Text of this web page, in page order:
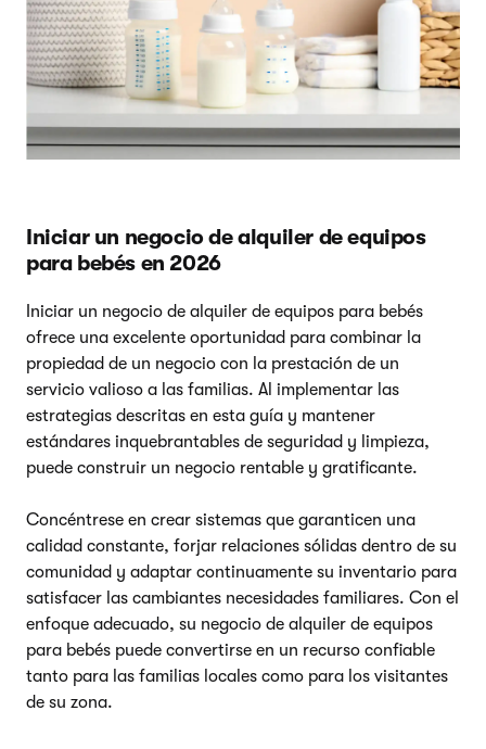
Iniciar un negocio de alquiler de equipos
para bebés en 2026
Iniciar un negocio de alquiler de equipos para bebés
ofrece una excelente oportunidad para combinar la
propiedad de un negocio con la prestación de un
servicio valioso a las familias. Al implementar las
estrategias descritas en esta guía y mantener
estándares inquebrantables de seguridad y limpieza,
puede construir un negocio rentable y gratificante.
Concéntrese en crear sistemas que garanticen una
calidad constante, forjar relaciones sólidas dentro de su
comunidad y adaptar continuamente su inventario para
satisfacer las cambiantes necesidades familiares. Con el
enfoque adecuado, su negocio de alquiler de equipos
para bebés puede convertirse en un recurso confiable
tanto para las familias locales como para los visitantes
de su zona.